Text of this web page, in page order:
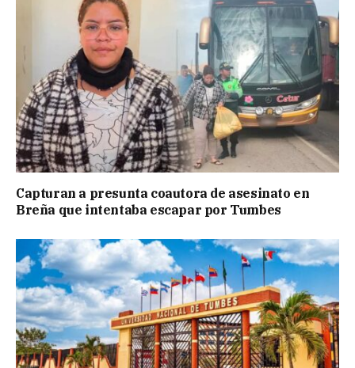
Capturan a presunta coautora de asesinato en
Breña que intentaba escapar por Tumbes